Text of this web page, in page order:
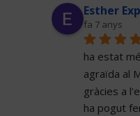
Esther
fa 7 anys
ha estat
agraïda al
gràcies a
ha pogut